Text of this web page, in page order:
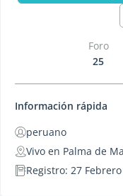
Foro
25
Información rápida
peruano
Vivo en Palma de
Registro: 27